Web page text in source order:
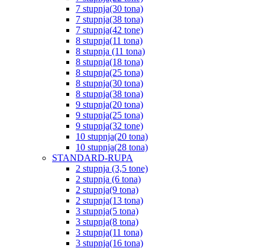
7 stupnja(30 tona)
7 stupnja(38 tona)
7 stupnja(42 tone)
8 stupnja(11 tona)
8 stupnja (11 tona)
8 stupnja(18 tona)
8 stupnja(25 tona)
8 stupnja(30 tona)
8 stupnja(38 tona)
9 stupnja(20 tona)
9 stupnja(25 tona)
9 stupnja(32 tone)
10 stupnja(20 tona)
10 stupnja(28 tona)
STANDARD-RUPA
2 stupnja (3,5 tone)
2 stupnja (6 tona)
2 stupnja(9 tona)
2 stupnja(13 tona)
3 stupnja(5 tona)
3 stupnja(8 tona)
3 stupnja(11 tona)
3 stupnja(16 tona)